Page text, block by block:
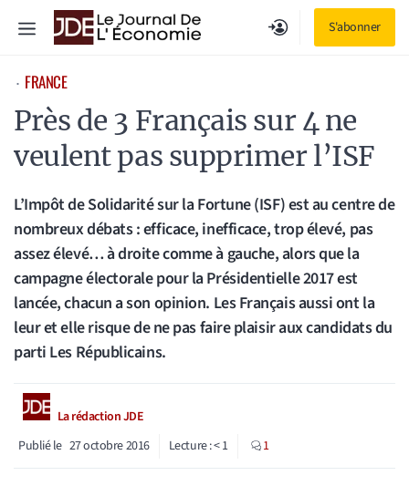
S'abonner
Menu
⋅ FRANCE
​Près de 3 Français sur 4 ne
veulent pas supprimer l’ISF
L’Impôt de Solidarité sur la Fortune (ISF) est au centre de
nombreux débats : efficace, inefficace, trop élevé, pas
assez élevé… à droite comme à gauche, alors que la
campagne électorale pour la Présidentielle 2017 est
lancée, chacun a son opinion. Les Français aussi ont la
leur et elle risque de ne pas faire plaisir aux candidats du
parti Les Républicains.
La rédaction JDE
Publié le 27 octobre 2016 Lecture :< 1 1